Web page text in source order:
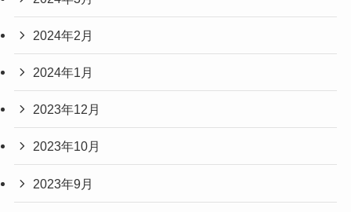
2024年2月
2024年1月
2023年12月
2023年10月
2023年9月